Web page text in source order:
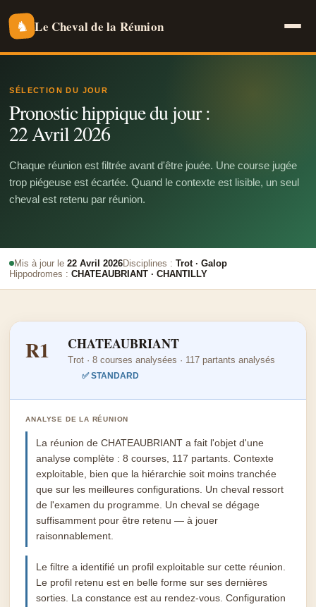
♞ Le Cheval de la Réunion
SÉLECTION DU JOUR
Pronostic hippique du jour :
22 Avril 2026
Chaque réunion est filtrée avant d'être jouée. Une course jugée
trop piégeuse est écartée. Quand le contexte est lisible, un seul
cheval est retenu par réunion.
Mis à jour le22 Avril 2026Disciplines :Trot · Galop
Hippodromes :CHATEAUBRIANT · CHANTILLY
R1 CHATEAUBRIANT
Trot · 8 courses analysées · 117 partants analysés
✅ STANDARD
ANALYSE DE LA RÉUNION
La réunion de CHATEAUBRIANT a fait l'objet d'une
analyse complète : 8 courses, 117 partants. Contexte
exploitable, bien que la hiérarchie soit moins tranchée
que sur les meilleures configurations. Un cheval ressort
de l'examen du programme. Un cheval se dégage
suffisamment pour être retenu — à jouer
raisonnablement.
Le filtre a identifié un profil exploitable sur cette réunion.
Le profil retenu est en belle forme sur ses dernières
sorties. La constance est au rendez-vous. Configuration